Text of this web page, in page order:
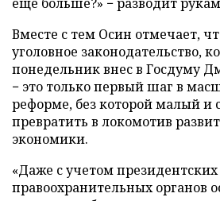
Вместе с тем Осин отмечает,
уголовное законодательство,
понедельник внес в Госдуму
− это только первый шаг в
реформе, без которой малый и
превратить в локомотив
экономики.
«Даже с учетом
правоохранительных органов